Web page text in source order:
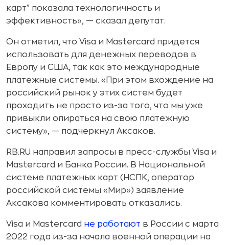
карт" показала технологичность и
эффективность», — сказал депутат.
Он отметил, что Visa и Mastercard придется
использовать для денежных переводов в
Европу и США, так как это международные
платежные системы. «При этом вхождение на
российский рынок у этих систем будет
проходить не просто из-за того, что мы уже
привыкли опираться на свою платежную
систему», — подчеркнул Аксаков.
RB.RU направил запросы в пресс-службы Visa и
Mastercard и Банка России. В Национальной
системе платежных карт (НСПК, оператор
российской системы «Мир») заявление
Аксакова комментировать отказались.
Visa и Mastercard не работают в России с марта
2022 года из-за начала военной операции на